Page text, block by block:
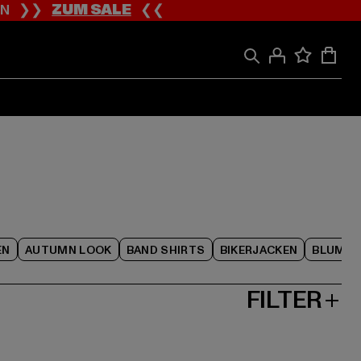
❯❯ZUM SALE❮❮
AUTUMN LOOK BAND SHIRTS BIKERJACKEN
FILTER